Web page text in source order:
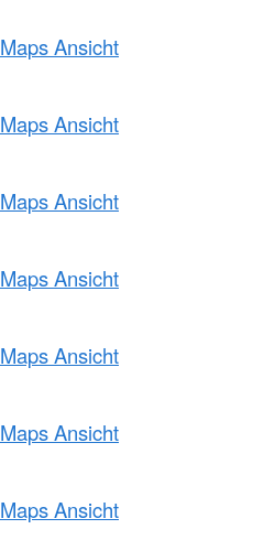
Ansicht
Ansicht
Ansicht
Ansicht
Ansicht
Ansicht
Ansicht